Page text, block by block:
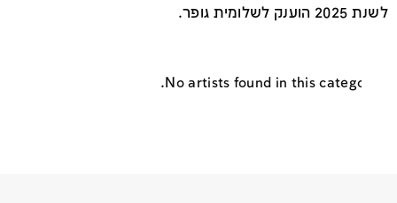
לשנת 2025 הוענק לשלומית גופר.
No artists found in this category.